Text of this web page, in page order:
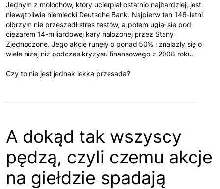
Jednym z molochów, który ucierpiał ostatnio najbardziej, jest
niewątpliwie niemiecki Deutsche Bank. Najpierw ten 146-letni
olbrzym nie przeszedł stres testów, a potem ugiął się pod
ciężarem 14-miliardowej kary nałożonej przez Stany
Zjednoczone. Jego akcje runęły o ponad 50% i znalazły się o
wiele niżej niż podczas kryzysu finansowego z 2008 roku.
Czy to nie jest jednak lekka przesada?
A dokąd tak wszyscy
pędzą, czyli czemu akcje
na giełdzie spadają